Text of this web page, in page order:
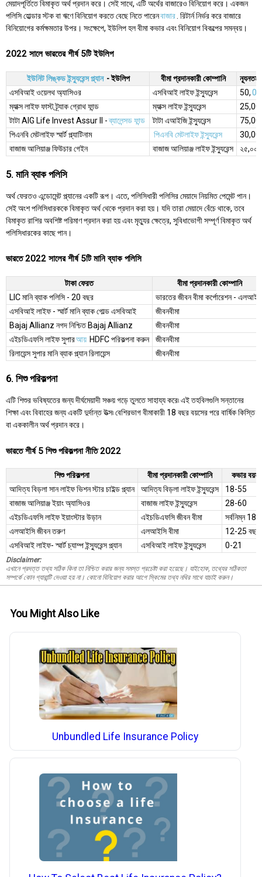
মেয়াদপূর্তিতে বিমাকৃত অর্থ প্রদান করে। সেই সাথে, এটি অর্থের বাজারেও বিনিয়োগ করে। একজন
পলিসি হোল্ডার স্টক বা ঋণে বিনিয়োগ করতে বেছে নিতে পারেনবাজার . রিটার্ন নির্ভর করে বাজারে
বিনিয়োগের কর্মক্ষমতার উপর। সংক্ষেপে, ইউলিপ হল বীমা কভার এবং বিনিয়োগ বিকল্পের সমন্বয়।
2022 সালে ভারতের শীর্ষ 5টি ইউলিপ
ইউনিট লিঙ্কড ইন্স্যুরেন্স প্ল্যান - ইউলিপ বীমা প্রদানকারী কোম্পানি
ন্যূনতম
এসবিআই ওয়েলথ অ্যাসিওর
এসবিআই লাইফ ইন্স্যুরেন্স 50,
ম্যাক্স লাইফ ফাস্ট ট্র্যাক গ্রোথ ফান্ড
ম্যাক্স লাইফ ইন্স্যুরেন্স
টাটা AIG Life Invest Assur II -ব্যালেন্সড ফান্ড টাটা এআইজি ইন্স্যুরেন্স
পিএনবি মেটলাইফ স্মার্ট প্ল্যাটিনাম
পিএনবি মেটলাইফ ইন্স্যুরেন্স
বাজাজ আলিয়াঞ্জ ফিউচার গেইন
বাজাজ আলিয়াঞ্জ লাইফ ইন্স্যুরেন্স ২৫,০০০
5. মানি ব্যাক পলিসি
অর্থ ফেরতও এন্ডোমেন্ট প্ল্যানের একটি রূপ। এতে, পলিসিধারী পলিসির মেয়াদে নিয়মিত পেমেন্ট পান।
সেই অংশ পলিসিধারককে বিমাকৃত অর্থ থেকে প্রদান করা হয়। যদি তারা মেয়াদে বেঁচে থাকে, তবে
বিমাকৃত রাশির অবশিষ্ট পরিমাণ প্রদান করা হয় এবং মৃত্যুর ক্ষেত্রে, সুবিধাভোগী সম্পূর্ণ বিমাকৃত অর্থ
পলিসিধারকের কাছে পান।
ভারতে 2022 সালের শীর্ষ 5টি মানি ব্যাক পলিসি
টাকা ফেরত
বীমা প্রদানকারী কোম্পানি
LIC মানি ব্যাক পলিসি - 20 বছর
ভারতের জীবন বীমা কর্পোরেশন -
এসবিআই লাইফ - স্মার্ট মানি ব্যাক গোল্ড এসবিআই
জীবনবীমা
Bajaj Allianz নগদ নিশ্চিত Bajaj Allianz
জীবনবীমা
এইচডিএফসি লাইফ সুপারআয় HDFC পরিকল্পনা করুন
জীবনবীমা
রিলায়েন্স সুপার মানি ব্যাক প্ল্যান রিলায়েন্স
জীবনবীমা
6. শিশু পরিকল্পনা
এটি শিশুর ভবিষ্যতের জন্য দীর্ঘমেয়াদী সঞ্চয় গড়ে তুলতে সাহায্য করে৷ এই তহবিলগুলি সন্তানের
শিক্ষা এবং বিবাহের জন্য একটি দুর্দান্ত উত্স৷ বেশিরভাগ বীমাকারী 18 বছর বয়সের পরে বার্ষিক কিস্তি
বা এককালীন অর্থ প্রদান করে।
ভারতে শীর্ষ 5 শিশু পরিকল্পনা নীতি 2022
শিশু পরিকল্পনা বীমা প্রদানকারী কোম্পানি
কভার বয়স
আদিত্য বিড়লা সান লাইফ ভিশন স্টার চাইল্ড প্ল্যান
আদিত্য বিড়লা লাইফ ইন্স্যুরেন্স
18-55
বাজাজ আলিয়াঞ্জ ইয়াং অ্যাসিওর
বাজাজ লাইফ ইন্স্যুরেন্স
28-60
এইচডিএফসি লাইফ ইয়াংস্টার উড়ান
এইচডিএফসি জীবন বীমা
সর্বনিম্ন 18
এলআইসি জীবন তরুণ
এলআইসি বীমা
12-25 বছর
এসবিআই লাইফ- স্মার্ট চ্যাম্প ইন্স্যুরেন্স প্ল্যান
এসবিআই লাইফ ইন্স্যুরেন্স 0-21
Disclaimer:
এখানে প্রদত্ত তথ্য সঠিক কিনা তা নিশ্চিত করার জন্য সমস্ত প্রচেষ্টা করা হয়েছে। যাইহোক, তথ্যের সঠিকতা
সম্পর্কে কোন গ্যারান্টি দেওয়া হয় না। কোনো বিনিয়োগ করার আগে স্কিমের তথ্য নথির সাথে যাচাই করুন।
You Might Also Like
Unbundled Life Insurance Policy